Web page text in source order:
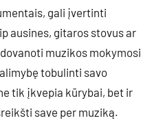
gali įvertinti
ausines, gitaros stovus ar
muzikos mokymosi
tobulinti savo
tik įkvepia kūrybai, bet ir
save per muziką.